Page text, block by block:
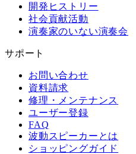
開発ヒストリー
社会貢献活動
演奏家のいない演奏会
サポート
お問い合わせ
資料請求
修理・メンテナンス
ユーザー登録
FAQ
波動スピーカーとは
ショッピングガイド